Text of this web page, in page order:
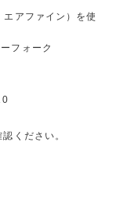
エアファイン）を使
フォーク
ください。